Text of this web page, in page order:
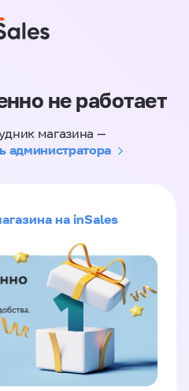
не работает
магазина —
администратора
на inSales